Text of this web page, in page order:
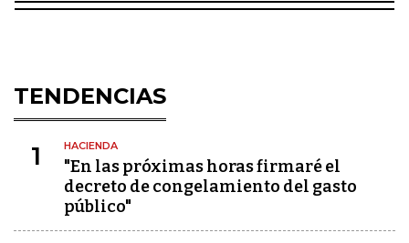
TENDENCIAS
1 HACIENDA
"En las próximas horas firmaré el
decreto de congelamiento del gasto
público"